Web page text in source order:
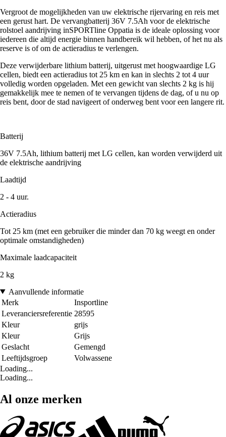
Vergroot de mogelijkheden van uw elektrische rijervaring en reis met
een gerust hart. De vervangbatterij 36V 7.5Ah voor de elektrische
rolstoel aandrijving inSPORTline Oppatia is de ideale oplossing voor
iedereen die altijd energie binnen handbereik wil hebben, of het nu als
reserve is of om de actieradius te verlengen.
Deze verwijderbare lithium batterij, uitgerust met hoogwaardige LG
cellen, biedt een actieradius tot 25 km en kan in slechts 2 tot 4 uur
volledig worden opgeladen. Met een gewicht van slechts 2 kg is hij
gemakkelijk mee te nemen of te vervangen tijdens de dag, of u nu op
reis bent, door de stad navigeert of onderweg bent voor een langere rit.
Batterij
36V 7.5Ah, lithium batterij met LG cellen, kan worden verwijderd uit
de elektrische aandrijving
Laadtijd
2 - 4 uur.
Actieradius
Tot 25 km (met een gebruiker die minder dan 70 kg weegt en onder
optimale omstandigheden)
Maximale laadcapaciteit
2 kg
Aanvullende informatie
Merk
Insportline
Leveranciersreferentie 28595
Kleur
grijs
Kleur
Grijs
Geslacht
Gemengd
Leeftijdsgroep
Volwassene
Loading...
Loading...
Al onze merken